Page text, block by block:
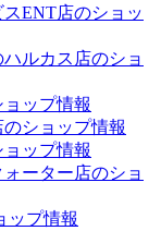
ENT店のショッ
ルカス店のショ
ップ情報
ショップ情報
ップ情報
ーター店のショ
ップ情報